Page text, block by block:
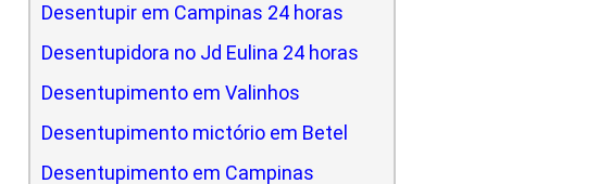
Desentupir em Campinas 24 horas
Desentupidora no Jd Eulina 24 horas
Desentupimento em Valinhos
Desentupimento mictório em Betel
Desentupimento em Campinas